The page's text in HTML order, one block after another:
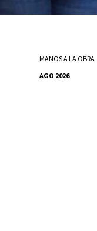
MANOS A LA OBRA
AGO 2026